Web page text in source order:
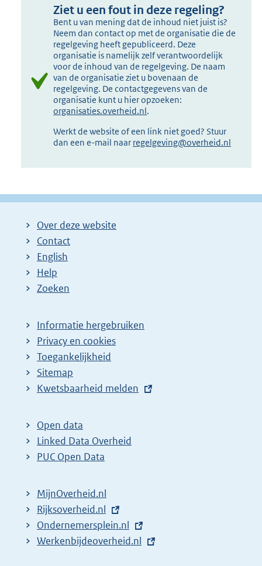
Ziet u een fout in deze regeling?
Bent u van mening dat de inhoud niet juist is?
Neem dan contact op met de organisatie die de
regelgeving heeft gepubliceerd. Deze
organisatie is namelijk zelf verantwoordelijk
voor de inhoud van de regelgeving. De naam
van de organisatie ziet u bovenaan de
regelgeving. De contactgegevens van de
organisatie kunt u hier opzoeken:
organisaties.overheid.nl.
Werkt de website of een link niet goed? Stuur
dan een e-mail naar regelgeving@overheid.nl
Over deze website
Contact
English
Help
Zoeken
Informatie hergebruiken
Privacy en cookies
Toegankelijkheid
Sitemap
E
t
e
r
l
i
n
k
Kwetsbaarheid melden
Open data
Linked Data Overheid
PUC Open Data
MijnOverheid.nl
E
x
t
Rijksoverheid.nl
E
x
Ondernemersplein.nl
E
Werkenbijdeoverheid.nl